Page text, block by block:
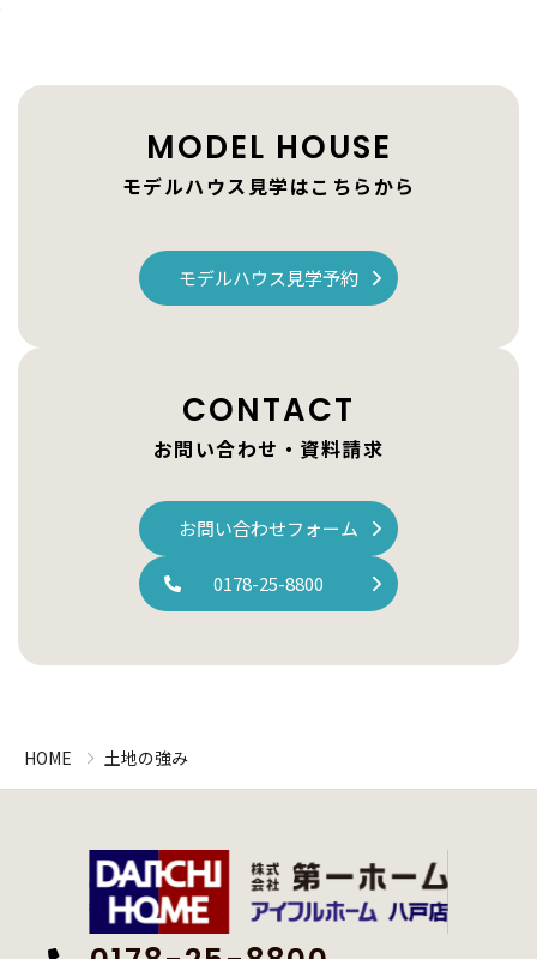
MODEL HOUSE
モデルハウス見学はこちらから
モデルハウス見学予約
CONTACT
お問い合わせ・資料請求
お問い合わせフォーム
0178-25-8800
HOME 土地の強み